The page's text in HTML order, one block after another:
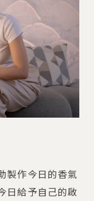
製作今日的香氣
日給予自己的啟